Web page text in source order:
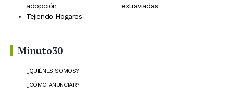
adopción
extraviadas
Tejiendo Hogares
Minuto30
¿QUIÉNES SOMOS?
¿CÓMO ANUNCIAR?